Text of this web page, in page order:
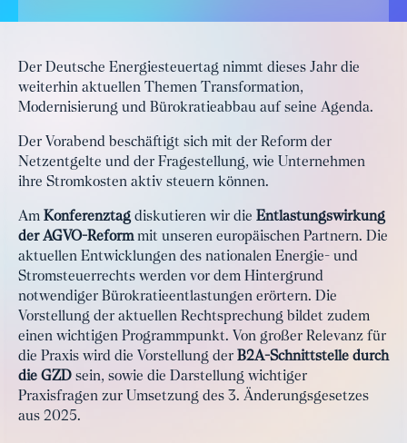
Der Deutsche Energiesteuertag nimmt dieses Jahr die
weiterhin aktuellen Themen Transformation,
Modernisierung und Bürokratieabbau auf seine Agenda.
Der Vorabend beschäftigt sich mit der Reform der
Netzentgelte und der Fragestellung, wie Unternehmen
ihre Stromkosten aktiv steuern können.
Am Konferenztag diskutieren wir die Entlastungswirkung
der AGVO-Reformmit unseren europäischen Partnern. Die
aktuellen Entwicklungen des nationalen Energie- und
Stromsteuerrechts werden vor dem Hintergrund
notwendiger Bürokratieentlastungen erörtern. Die
Vorstellung der aktuellen Rechtsprechung bildet zudem
einen wichtigen Programmpunkt. Von großer Relevanz für
die Praxis wird die Vorstellung der B2A-Schnittstelle durch
die GZD sein, sowie die Darstellung wichtiger
Praxisfragen zur Umsetzung des 3. Änderungsgesetzes
aus 2025.